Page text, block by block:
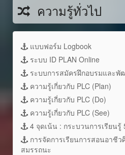
ความรู้ทั่วไป
แบบฟอร์ม Logbook
ระบบ ID PLAN Online
ระบบการสมัครฝึกอบรมและพั
ความรู้เกี่ยวกับ PLC (Plan)
ความรู้เกี่ยวกับ PLC (Do)
ความรู้เกี่ยวกับ PLC (See)
4 จุดเน้น : กระบวนการเรียน
การจัดการเรียนการสอนอาชี
สมรรถนะ